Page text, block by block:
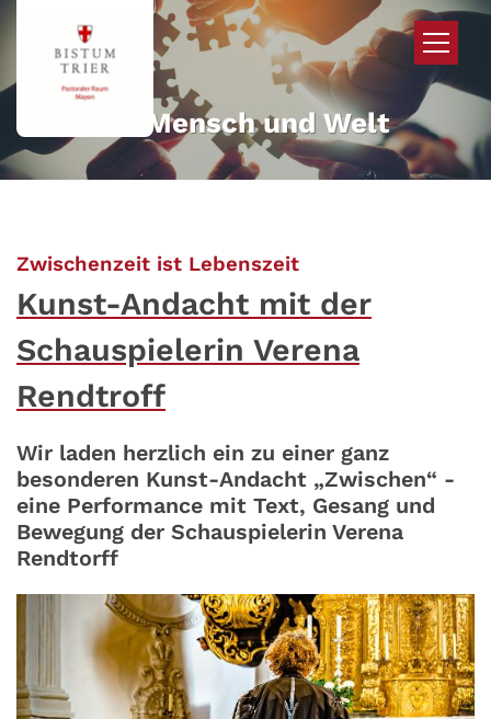
Zum Inhalt springen
Mehr für Mensch und Welt
Zwischenzeit ist Lebenszeit:
Kunst-Andacht mit der
Schauspielerin Verena
Rendtroff
Wir laden herzlich ein zu einer ganz
besonderen Kunst-Andacht „Zwischen“ -
eine Performance mit Text, Gesang und
Bewegung der Schauspielerin Verena
Rendtorff